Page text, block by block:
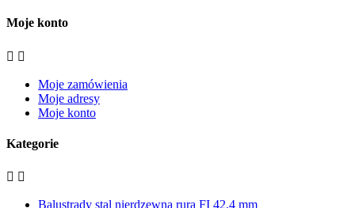
Moje konto
 
Moje zamówienia
Moje adresy
Moje konto
Kategorie
 
Balustrady stal nierdzewna rura FI 42,4 mm